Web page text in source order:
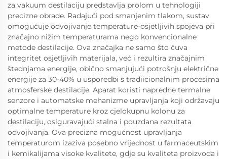
za vakuum destilaciju predstavlja prolom u tehnologiji
precizne obrade. Radajući pod smanjenim tlakom, sustav
omogućuje odvojivanje temperature-osjetljivih spojeva pri
značajno nižim temperaturama nego konvencionalne
metode destilacije. Ova značajka ne samo što čuva
integritet osjetljivih materijala, već i rezultira značajnim
štednjama energije, obično smanjujući potrošnju električne
energije za 30-40% u usporedbi s tradiicionalnim procesima
atmosferske destilacije. Aparat koristi napredne termalne
senzore i automatske mehanizme upravljanja koji održavaju
optimalne temperature kroz cjelokupnu kolonu za
destilaciju, osiguravajući stalna i pouzdana rezultata
odvojivanja. Ova precizna mogućnost upravljanja
temperaturom izaziva posebno vrijednost u farmaceutskim
i kemikalijama visoke kvalitete, gdje su kvaliteta proizvoda i